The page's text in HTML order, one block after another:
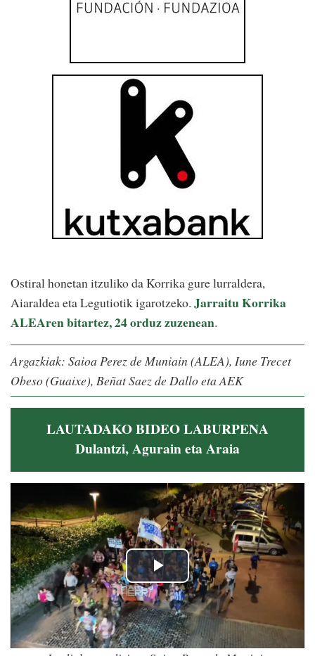
Ostiral honetan itzuliko da Korrika gure lurraldera,
Aiaraldea eta Legutiotik igarotzeko. Jarraitu Korrika
ALEAren bitartez, 24 orduz zuzenean.
Argazkiak: Saioa Perez de Muniain (ALEA), Iune Trecet
Obeso (Guaixe), Beñat Saez de Dallo eta AEK
LAUTADAKO BIDEO LABURPENA
Dulantzi, Agurain eta Araia